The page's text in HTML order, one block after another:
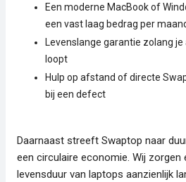
Een moderne MacBook of
een vast laag bedrag per
Levenslange garantie zolang
loopt
Hulp op afstand of directe
bij een defect
Daarnaast streeft Swaptop naar
een circulaire economie. Wij zorgen
levensduur van laptops aanzienlijk